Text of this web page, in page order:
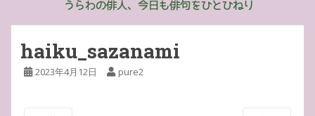
haiku_sazanami
2023年4月12日 pure2